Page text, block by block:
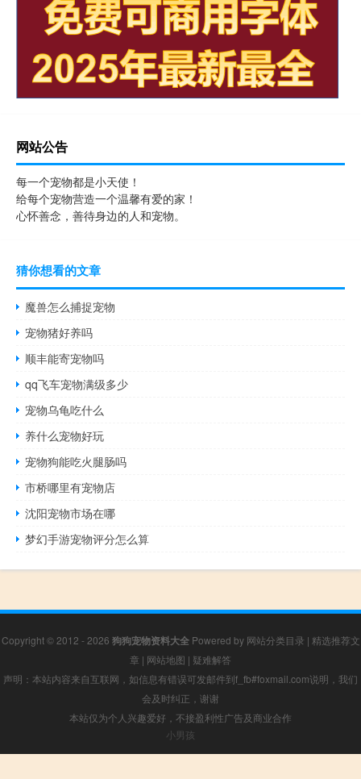
网站公告
每一个宠物都是小天使！
给每个宠物营造一个温馨有爱的家！
心怀善念，善待身边的人和宠物。
猜你想看的文章
魔兽怎么捕捉宠物
宠物猪好养吗
顺丰能寄宠物吗
qq飞车宠物满级多少
宠物乌龟吃什么
养什么宠物好玩
宠物狗能吃火腿肠吗
市桥哪里有宠物店
沈阳宠物市场在哪
梦幻手游宠物评分怎么算
Copyright © 2012 - 2026 狗狗宠物资料大全Powered by 网站分类目录 | 精选推荐文
章 | 网站地图 | 疑难解答
声明：本站内容来自互联网，如信息有错误可发邮件到f_fb#foxmail.com说明，我们
会及时纠正，谢谢
本站仅为个人兴趣爱好，不接盈利性广告及商业合作
小男孩